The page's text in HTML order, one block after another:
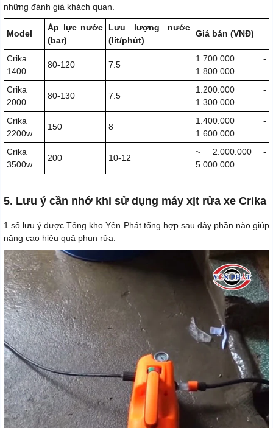
những đánh giá khách quan.
Model
Áp lực nước
(bar)
Lưu lượng nước
(lít/phút)
Giá bán (VNĐ)
Crika
1400
80-120 7.5
1.700.000 -
1.800.000
Crika
2000
80-130 7.5
1.200.000 -
1.300.000
Crika
2200w
150 8
1.400.000 -
1.600.000
Crika
3500w
200 10-12
~ 2.000.000 -
5.000.000
5. Lưu ý cần nhớ khi sử dụng máy xịt rửa xe Crika
1 số lưu ý được Tổng kho Yên Phát tổng hợp sau đây phần nào giúp
nâng cao hiệu quả phun rửa.